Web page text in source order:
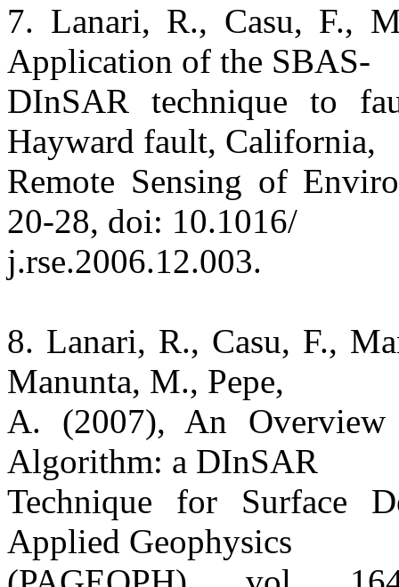
7. Lanari, R., Casu, F.,
Application of the SBAS-
DInSAR technique to
Hayward fault, California,
Remote Sensing of
20-28, doi: 10.1016/
j.rse.2006.12.003.
8. Lanari, R., Casu, F.,
Manunta, M., Pepe,
A. (2007), An
Algorithm: a DInSAR
Technique for Surface
Applied Geophysics